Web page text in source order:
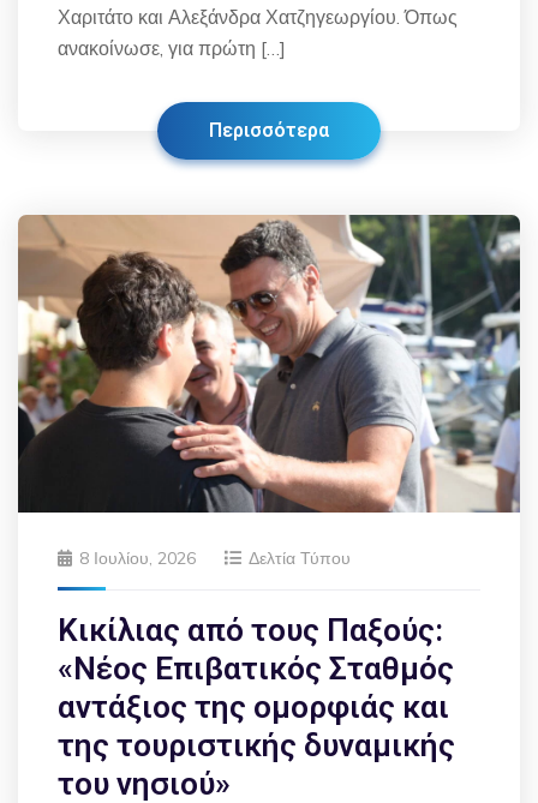
Χαριτάτο και Αλεξάνδρα Χατζηγεωργίου. Όπως
ανακοίνωσε, για πρώτη […]
Περισσότερα
8 Ιουλίου, 2026 Δελτία Τύπου
Κικίλιας από τους Παξούς:
«Νέος Επιβατικός Σταθμός
αντάξιος της ομορφιάς και
της τουριστικής δυναμικής
του νησιού»